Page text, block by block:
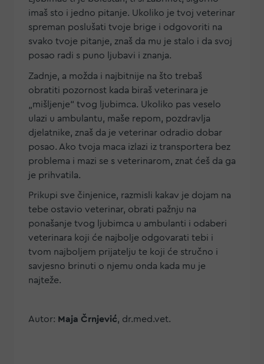
imaš sto i jedno pitanje. Ukoliko je tvoj veterinar
spreman poslušati tvoje brige i odgovoriti na
svako tvoje pitanje, znaš da mu je stalo i da svoj
posao radi s puno ljubavi i znanja.
Zadnje, a možda i najbitnije na što trebaš
obratiti pozornost kada biraš veterinara je
„mišljenje“ tvog ljubimca. Ukoliko pas veselo
ulazi u ambulantu, maše repom, pozdravlja
djelatnike, znaš da je veterinar odradio dobar
posao. Ako tvoja maca izlazi iz transportera bez
problema i mazi se s veterinarom, znat ćeš da ga
je prihvatila.
Prikupi sve činjenice, razmisli kakav je dojam na
tebe ostavio veterinar, obrati pažnju na
ponašanje tvog ljubimca u ambulanti i odaberi
veterinara koji će najbolje odgovarati tebi i
tvom najboljem prijatelju te koji će stručno i
savjesno brinuti o njemu onda kada mu je
najteže.
Autor: Maja Črnjević, dr.med.vet.